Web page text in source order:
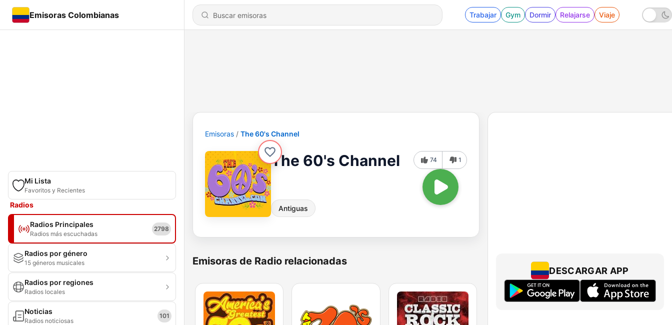
Emisoras Colombianas Trabajar Gym Dormir Relajarse Viaje
Mi Lista
Favoritos y Recientes
Radios
Radios Principales
Radios más escuchadas
2798
Radios por género
15 géneros musicales
Radios por regiones
Radios locales
Noticias
Radios noticiosas
101
Emisoras The 60's Channel
The 60's Channel
Antiguas
74 1
Emisoras de Radio relacionadas
DESCARGAR APP